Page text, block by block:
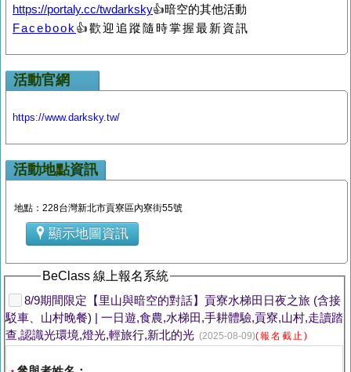
https://portaly.cc/twdarksky👍暗空的其他活動
Facebook 👍歡迎追蹤隨時掌握最新資訊
活動官網
https://www.darksky.tw/
活動地點資訊
地點：228台灣新北市貢寮區內寮街55號
顯示地圖資訊
BeClass 線上報名系統
8/9期間限定【里山與暗空的對話】貢寮水梯田日夜之旅 (含接
駁車、山村晚餐) | 一日遊,食農,水梯田,手耕體驗,貢寮,山村,走讀踏
查,認識光環境,燈光,輕旅行,新北的光 (2025-08-09)(報名截止)